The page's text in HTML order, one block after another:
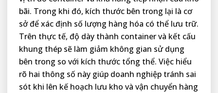
bãi. Trong khi đó, kích thước bên trong lại là cơ
sở để xác định số lượng hàng hóa có thể lưu trữ.
Trên thực tế, độ dày thành container và kết cấu
khung thép sẽ làm giảm không gian sử dụng
bên trong so với kích thước tổng thể. Việc hiểu
rõ hai thông số này giúp doanh nghiệp tránh sai
sót khi lên kế hoạch lưu kho và vận chuyển hàng